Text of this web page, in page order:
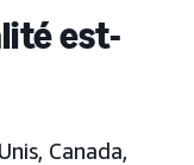
est-
Canada,